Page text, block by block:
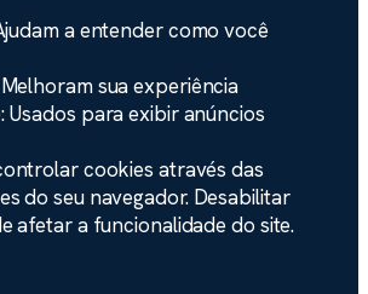
a entender como você
sua experiência
Usados para exibir anúncios
cookies através das
do seu navegador. Desabilitar
afetar a funcionalidade do site.